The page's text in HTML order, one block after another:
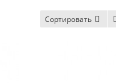
Сортировать